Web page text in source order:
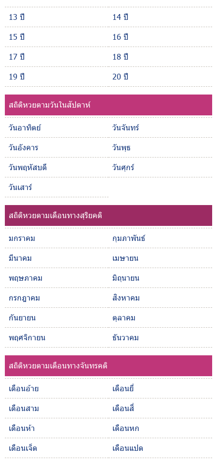
13 ปี
14 ปี
15 ปี
16 ปี
17 ปี
18 ปี
19 ปี
20 ปี
สถิติหวยตามวันในสัปดาห์
วันอาทิตย์
วันจันทร์
วันอังคาร
วันพุธ
วันพฤหัสบดี
วันศุกร์
วันเสาร์
สถิติหวยตามเดือนทางสุริยคติ
มกราคม
กุมภาพันธ์
มีนาคม
เมษายน
พฤษภาคม
มิถุนายน
กรกฎาคม
สิงหาคม
กันยายน
ตุลาคม
พฤศจิกายน
ธันวาคม
สถิติหวยตามเดือนทางจันทรคติ
เดือนอ้าย
เดือนยี่
เดือนสาม
เดือนสี่
เดือนห้า
เดือนหก
เดือนเจ็ด
เดือนแปด